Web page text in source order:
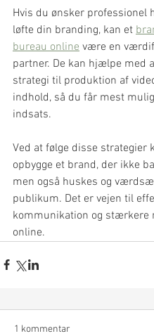
Hvis du ønsker
løfte din branding, kan et
bureau online være en
partner. De kan hjælpe med
strategi til produktion af
indhold, så du får mest
indsats.
Ved at følge disse strategier
opbygge et brand, der ikke
men også huskes og
publikum. Det er vejen til
kommunikation og stærkere
online.
1 kommentar